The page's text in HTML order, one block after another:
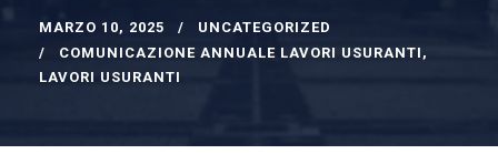
MARZO 10, 2025
UNCATEGORIZED
COMUNICAZIONE ANNUALE LAVORI USURANTI ,
LAVORI USURANTI